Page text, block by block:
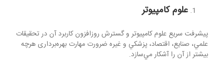
علوم کامپیوتر
پيشرفت سريع علوم كامپيوتر و گسترش روزافزون كاربرد آن در تحقيقات
علمي، صنايع، اقتصاد، پزشكي و غيره ضرورت مهارت بهره‌برداری هرچه
بيشتر از آن را آشكار مي‌سازد.